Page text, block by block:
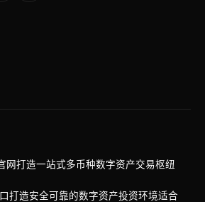
网打造一站式多币种数字资产交易枢纽
打造安全可靠的数字资产投资环境适合